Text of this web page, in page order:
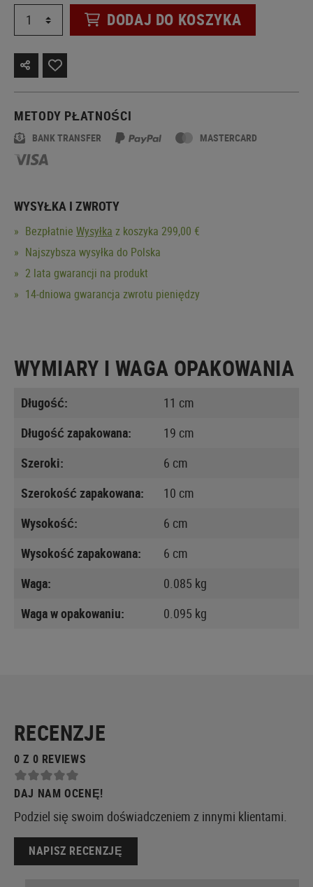
DODAJ DO KOSZYKA
METODY PŁATNOŚCI
BANK TRANSFER MASTERCARD
WYSYŁKA I ZWROTY
Bezpłatnie Wysyłka z koszyka 299,00 €
Najszybsza wysyłka do Polska
2 lata gwarancji na produkt
14-dniowa gwarancja zwrotu pieniędzy
WYMIARY I WAGA OPAKOWANIA
Długość:
11 cm
Długość zapakowana:
19 cm
Szeroki:
6 cm
Szerokość zapakowana:
10 cm
Wysokość:
6 cm
Wysokość zapakowana:
6 cm
Waga:
0.085 kg
Waga w opakowaniu:
0.095 kg
RECENZJE
0 Z 0 REVIEWS
DAJ NAM OCENĘ!
Podziel się swoim doświadczeniem z innymi klientami.
NAPISZ RECENZJĘ